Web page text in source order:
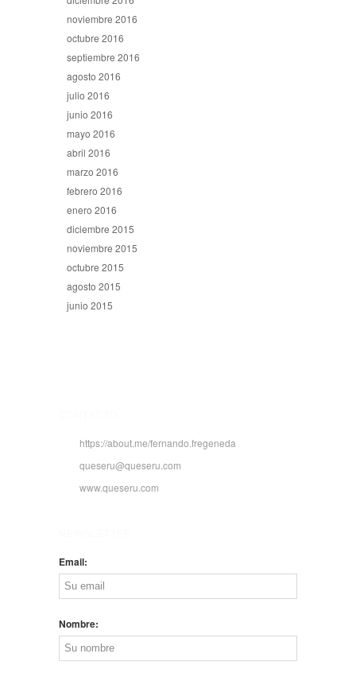
noviembre 2016
octubre 2016
septiembre 2016
agosto 2016
julio 2016
junio 2016
mayo 2016
abril 2016
marzo 2016
febrero 2016
enero 2016
diciembre 2015
noviembre 2015
octubre 2015
agosto 2015
junio 2015
https://about.me/fernando.fregeneda
queseru@queseru.com
www.queseru.com
Email:
Nombre: